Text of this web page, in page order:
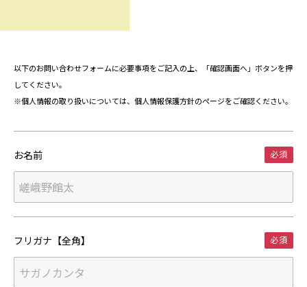
以下のお問い合わせフォームに必要事項をご記入の上、「確認画面へ」ボタンを押
してください。
※個人情報の取り扱いについては、 個人情報保護方針のページをご確認ください。
お名前
フリガナ【全角】